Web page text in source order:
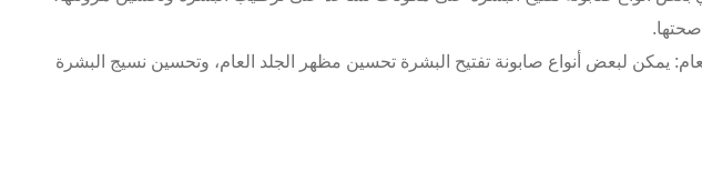
يمكن لبعض أنواع صابونة تفتيح البشرة تحسين مظهر الجلد العام، وتحسين نسيج البشرة